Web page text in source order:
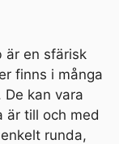
är en sfärisk
finns i många
kan vara
är till och med
runda,